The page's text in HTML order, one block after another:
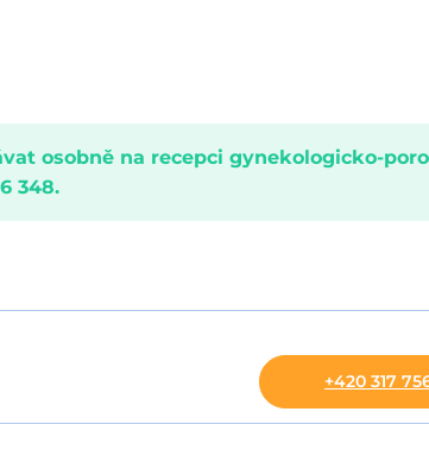
osobně na recepci gynekologicko-
348.
+420 317 756